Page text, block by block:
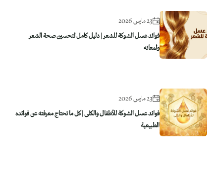
23 مارس 2026
فوائد عسل الشوكة للشعر | دليل كامل لتحسين صحة الشعر
ولمعانه
23 مارس 2026
فوائد عسل الشوكة للأطفال والكلى | كل ما تحتاج معرفته عن فوائده
الطبيعية